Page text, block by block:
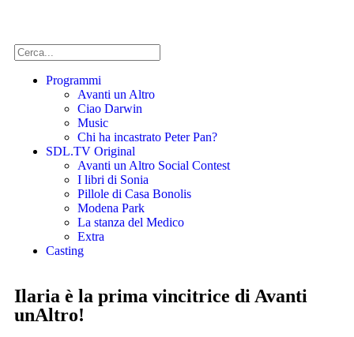
Programmi
Avanti un Altro
Ciao Darwin
Music
Chi ha incastrato Peter Pan?
SDL.TV Original
Avanti un Altro Social Contest
I libri di Sonia
Pillole di Casa Bonolis
Modena Park
La stanza del Medico
Extra
Casting
Ilaria è la prima vincitrice di Avanti
unAltro!